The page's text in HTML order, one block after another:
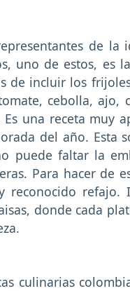
de la
uno de estos, es
de incluir los
cebolla,
una receta muy
del año.
puede faltar la
Para hacer de
refajo.
donde cada
culinarias